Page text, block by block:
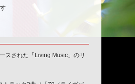
スされた「Living Music」のリ